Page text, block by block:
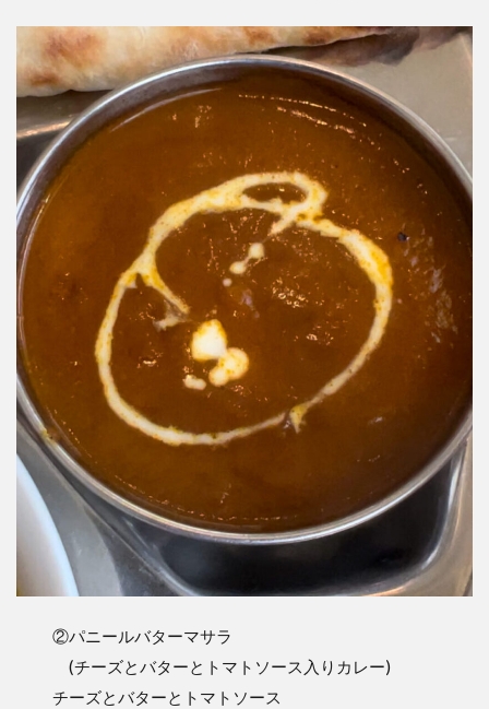
②パニールバターマサラ
(チーズとバターとトマトソース入りカレー)
チーズとバターとトマトソース